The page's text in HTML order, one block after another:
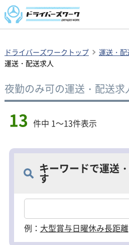
ドライバーズワークトップ 運送・配
運送・配送求人
夜勤のみ可の運送・配送求
13 件中 1～13件表示
キーワードで運送
す
例： 大型賞与日曜休み長距離